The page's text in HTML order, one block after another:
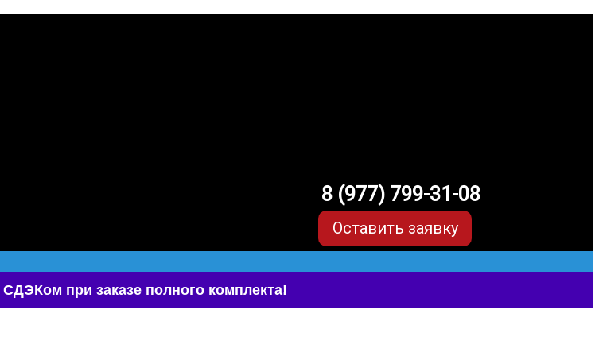
8 (977) 799-31-08
Оставить заявку
при заказе полного комплекта!